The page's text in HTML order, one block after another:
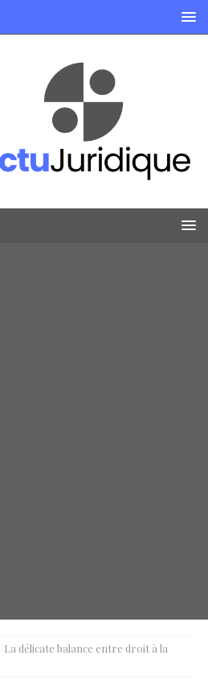
La délicate balance entre droit à la